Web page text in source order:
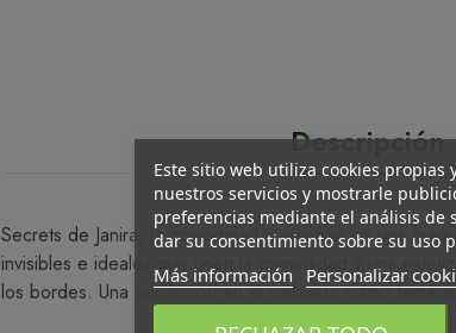
Descripción
Secrets de Janira, la comodidad y sujeción de una
invisibles e ideales que unen la comodidad y una
los bordes. Una revolución en el mercado intimo
Este sitio web utiliza cookies propias
nuestros servicios y mostrarle
preferencias mediante el análisis de
dar su consentimiento sobre su uso
Más información Personalizar